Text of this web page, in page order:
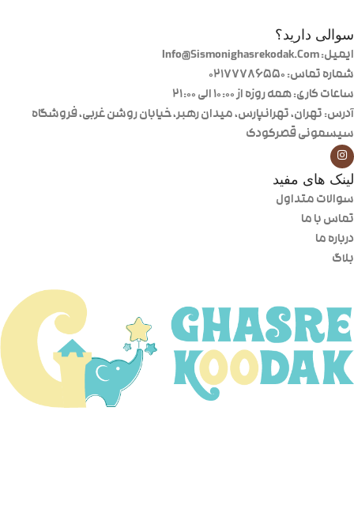
سوالی دارید؟
ایمیل: Info@Sismonighasrekodak.Com
شماره تماس: 02177786550
ساعات کاری: همه روزه از ۱۰:۰۰ الی ۲۱:۰۰
آدرس: تهران، تهرانپارس، میدان رهبر، خیابان روشن غربی، فروشگاه
سیسمونی قصرکودک
لینک های مفید
سوالات متداول
تماس با ما
درباره ما
بلاگ